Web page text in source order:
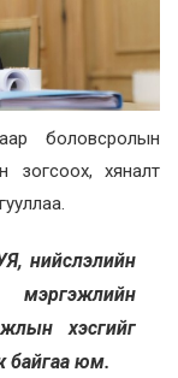
боловсролын
зогсоох, хяналт
нийслэлийн
хэсгийг
байгаа юм.